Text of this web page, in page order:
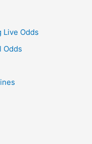
Live Odds
Odds